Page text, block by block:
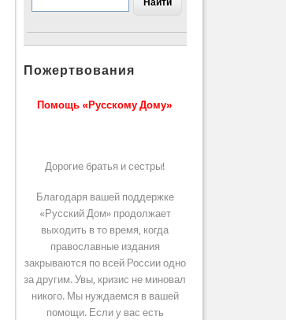
Пожертвования
Помощь «Русскому Дому»
Дорогие братья и сестры!
Благодаря вашей поддержке
«Русский Дом» продолжает
выходить в то время, когда
православные издания
закрываются по всей России одно
за другим. Увы, кризис не миновал
никого. Мы нуждаемся в вашей
помощи. Если у вас есть